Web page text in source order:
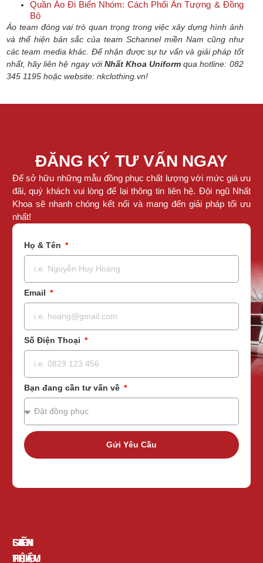
Quần Áo Đi Biển Nhóm: Cách Phối Ấn Tượng & Đồng
Bộ
Áo team đóng vai trò quan trọng trong việc xây dựng hình ảnh
và thể hiện bản sắc của team Schannel miền Nam cũng như
các team media khác. Để nhận được sự tư vấn và giải pháp tốt
nhất, hãy liên hệ ngay vớiNhất Khoa Uniform qua hotline: 082
345 1195 hoặc website: nkclothing.vn!
ĐĂNG KÝ TƯ VẤN NGAY
Để sở hữu những mẫu đồng phục chất lượng với mức giá ưu
đãi, quý khách vui lòng để lại thông tin liên hệ. Đội ngũ Nhất
Khoa sẽ nhanh chóng kết nối và mang đến giải pháp tối ưu
nhất!
Họ & Tên
Email
Số Điện Thoại
Bạn đang cần tư vấn về
Gửi Yêu Cầu
GIỚI
THIỆU
SẢN
PHẨM
LIÊN
HỆ